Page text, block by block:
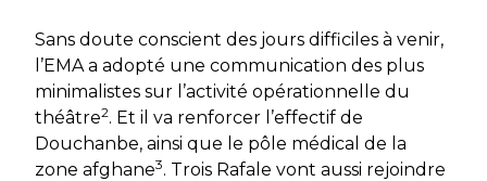
Sans doute conscient des jours difficiles à venir,
l’EMA a adopté une communication des plus
minimalistes sur l’activité opérationnelle du
théâtre2. Et il va renforcer l’effectif de
Douchanbe, ainsi que le pôle médical de la
zone afghane3. Trois Rafale vont aussi rejoindre